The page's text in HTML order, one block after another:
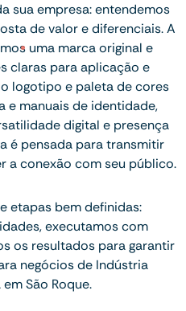
sua empresa: entendemos
de valor e diferenciais. A
uma marca original e
claras para aplicação e
logotipo e paleta de cores
e manuais de identidade,
digital e presença
é pensada para transmitir
a conexão com seu público.
etapas bem definidas:
executamos com
os resultados para garantir
negócios de Indústria
São Roque.